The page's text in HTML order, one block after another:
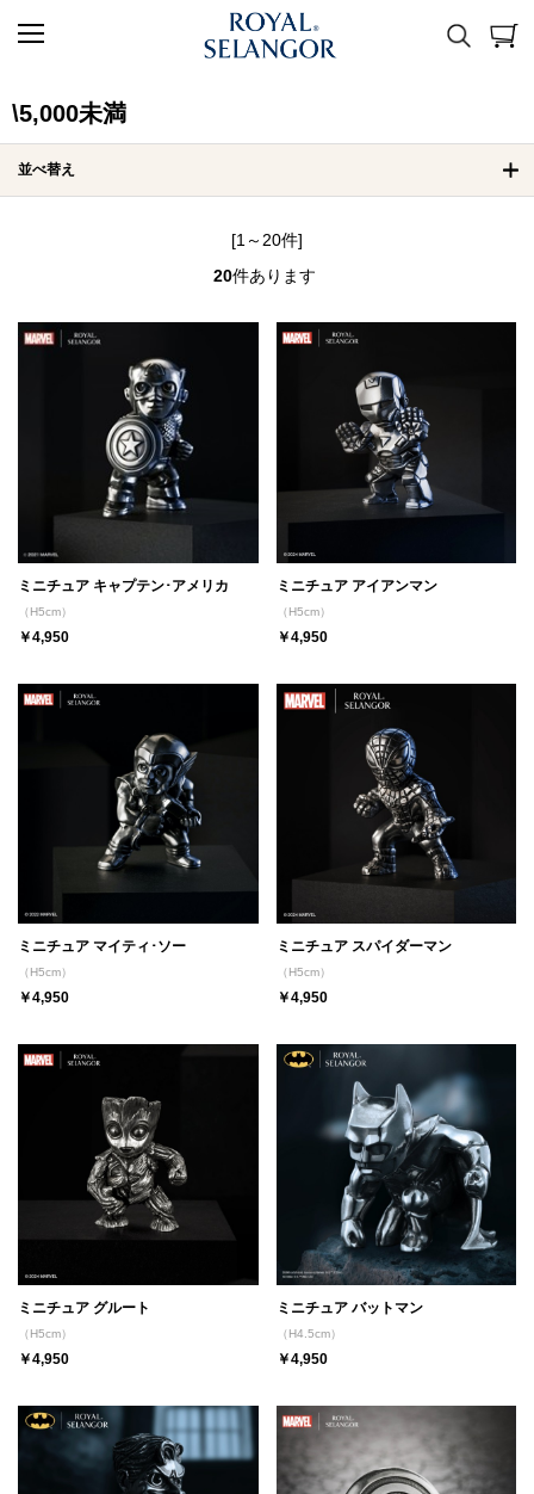
\5,000未満
並べ替え
[1～20件]
20件あります
ミニチュア キャプテン･アメリカ
（H5cm）
￥4,950
ミニチュア アイアンマン
（H5cm）
￥4,950
ミニチュア マイティ･ソー
（H5cm）
￥4,950
ミニチュア スパイダーマン
（H5cm）
￥4,950
ミニチュア グルート
（H5cm）
￥4,950
ミニチュア バットマン
（H4.5cm）
￥4,950